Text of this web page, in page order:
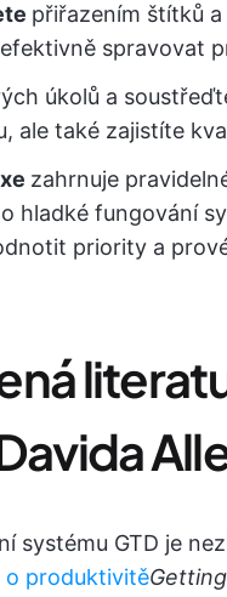
přiřazením štítků
spravovat
úkolů a
ale také zajistíte
zahrnuje
hladké fungování
priority a
systému GTD je
o produktivitě